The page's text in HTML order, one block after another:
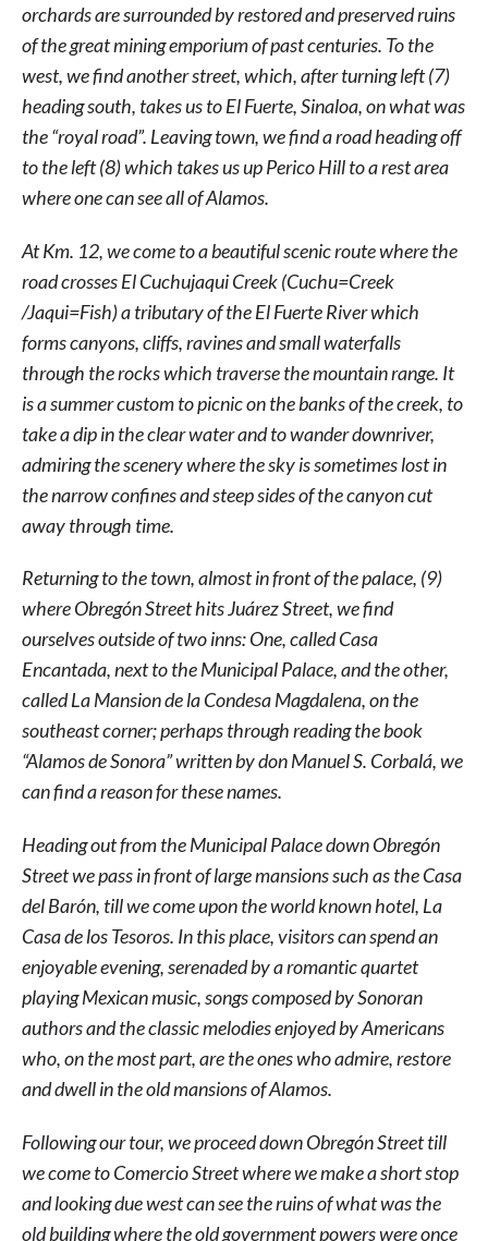
orchards are surrounded by restored and preserved ruins
of the great mining emporium of past centuries. To the
west, we find another street, which, after turning left (7)
heading south, takes us to El Fuerte, Sinaloa, on what was
the “royal road”. Leaving town, we find a road heading off
to the left (8) which takes us up Perico Hill to a rest area
where one can see all of Alamos.
At Km. 12, we come to a beautiful scenic route where the
road crosses El Cuchujaqui Creek (Cuchu=Creek
/Jaqui=Fish) a tributary of the El Fuerte River which
forms canyons, cliffs, ravines and small waterfalls
through the rocks which traverse the mountain range. It
is a summer custom to picnic on the banks of the creek, to
take a dip in the clear water and to wander downriver,
admiring the scenery where the sky is sometimes lost in
the narrow confines and steep sides of the canyon cut
away through time.
Returning to the town, almost in front of the palace, (9)
where Obregón Street hits Juárez Street, we find
ourselves outside of two inns: One, called Casa
Encantada, next to the Municipal Palace, and the other,
called La Mansion de la Condesa Magdalena, on the
southeast corner; perhaps through reading the book
“Alamos de Sonora” written by don Manuel S. Corbalá, we
can find a reason for these names.
Heading out from the Municipal Palace down Obregón
Street we pass in front of large mansions such as the Casa
del Barón, till we come upon the world known hotel, La
Casa de los Tesoros. In this place, visitors can spend an
enjoyable evening, serenaded by a romantic quartet
playing Mexican music, songs composed by Sonoran
authors and the classic melodies enjoyed by Americans
who, on the most part, are the ones who admire, restore
and dwell in the old mansions of Alamos.
Following our tour, we proceed down Obregón Street till
we come to Comercio Street where we make a short stop
and looking due west can see the ruins of what was the
old building where the old government powers were once